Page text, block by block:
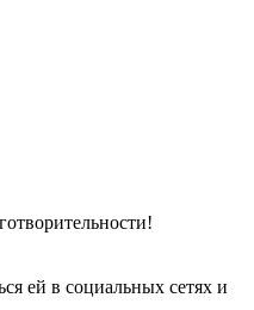
ей в социальных сетях и